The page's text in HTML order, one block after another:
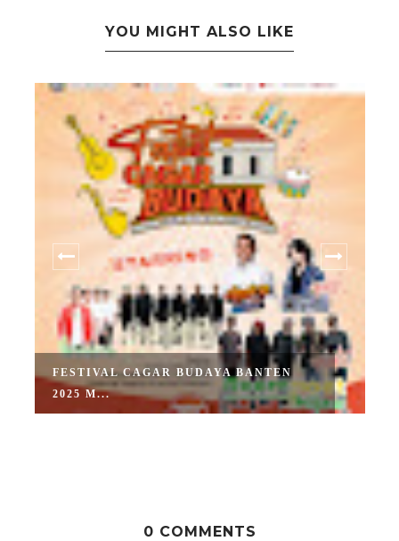
YOU MIGHT ALSO LIKE
FESTIVAL CAGAR BUDAYA BANTEN
2025 M...
0 COMMENTS